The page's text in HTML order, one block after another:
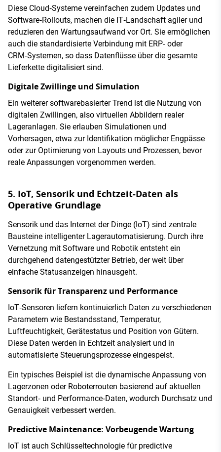
Diese Cloud‑Systeme vereinfachen zudem Updates und
Software‑Rollouts, machen die IT‑Landschaft agiler und
reduzieren den Wartungsaufwand vor Ort. Sie ermöglichen
auch die standardisierte Verbindung mit ERP‑ oder
CRM‑Systemen, so dass Datenflüsse über die gesamte
Lieferkette digitalisiert sind.
Digitale Zwillinge und Simulation
Ein weiterer softwarebasierter Trend ist die Nutzung von
digitalen Zwillingen, also virtuellen Abbildern realer
Lageranlagen. Sie erlauben Simulationen und
Vorhersagen, etwa zur Identifikation möglicher Engpässe
oder zur Optimierung von Layouts und Prozessen, bevor
reale Anpassungen vorgenommen werden.
5. IoT, Sensorik und Echtzeit‑Daten als
Operative Grundlage
Sensorik und das Internet der Dinge (IoT) sind zentrale
Bausteine intelligenter Lagerautomatisierung. Durch ihre
Vernetzung mit Software und Robotik entsteht ein
durchgehend datengestützter Betrieb, der weit über
einfache Statusanzeigen hinausgeht.
Sensorik für Transparenz und Performance
IoT‑Sensoren liefern kontinuierlich Daten zu verschiedenen
Parametern wie Bestandsstand, Temperatur,
Luftfeuchtigkeit, Gerätestatus und Position von Gütern.
Diese Daten werden in Echtzeit analysiert und in
automatisierte Steuerungsprozesse eingespeist.
Ein typisches Beispiel ist die dynamische Anpassung von
Lagerzonen oder Roboterrouten basierend auf aktuellen
Standort‑ und Performance‑Daten, wodurch Durchsatz und
Genauigkeit verbessert werden.
Predictive Maintenance: Vorbeugende Wartung
IoT ist auch Schlüsseltechnologie für predictive